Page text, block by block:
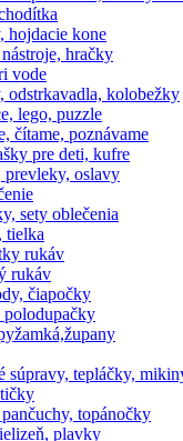
hojdacie kone
hračky
vode
odstrkavadla, kolobežky
lego, puzzle
čítame, poznávame
pre deti, kufre
prevleky, oslavy
sety oblečenia
tielka
rukáv
rukáv
čiapočky
súpravy, tepláčky,
topánočky
plavky